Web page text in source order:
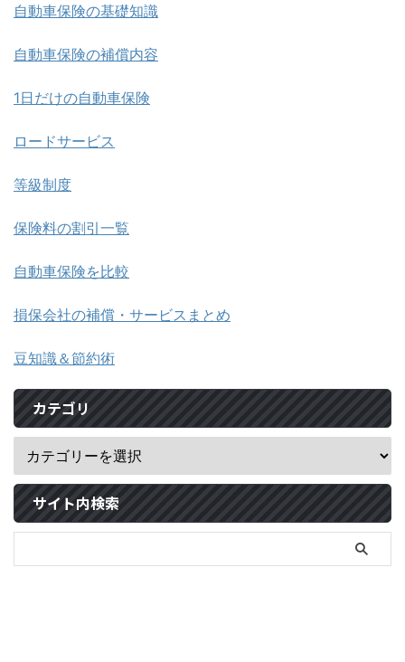
自動車保険の基礎知識
自動車保険の補償内容
1日だけの自動車保険
ロードサービス
等級制度
保険料の割引一覧
自動車保険を比較
損保会社の補償・サービスまとめ
豆知識＆節約術
カテゴリ
サイト内検索